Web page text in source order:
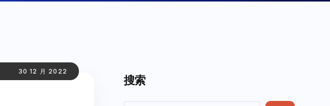
30 12 月 2022
搜索